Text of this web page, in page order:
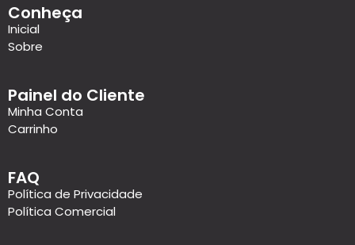
Conheça
Inicial
Sobre
Painel do Cliente
Minha Conta
Carrinho
FAQ
Política de Privacidade
Política Comercial